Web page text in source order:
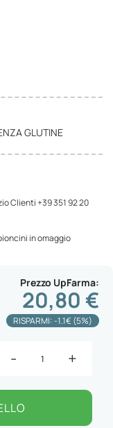
GLUTINE
Clienti +39 351 92 20
in omaggio
Prezzo UpFarma
20,80 €
RISPARMI: -1.1€ (5%)
- +